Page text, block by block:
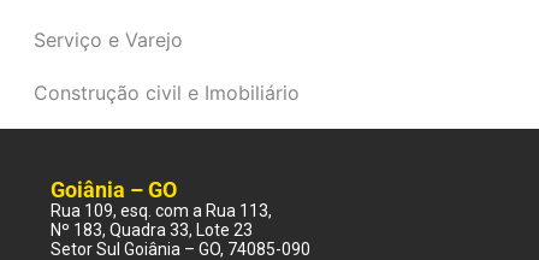
Serviço e Varejo
Construção civil e Imobiliário
Goiânia – GO
Rua 109, esq. com a Rua 113,
Nº 183, Quadra 33, Lote 23
Setor Sul Goiânia – GO, 74085-090